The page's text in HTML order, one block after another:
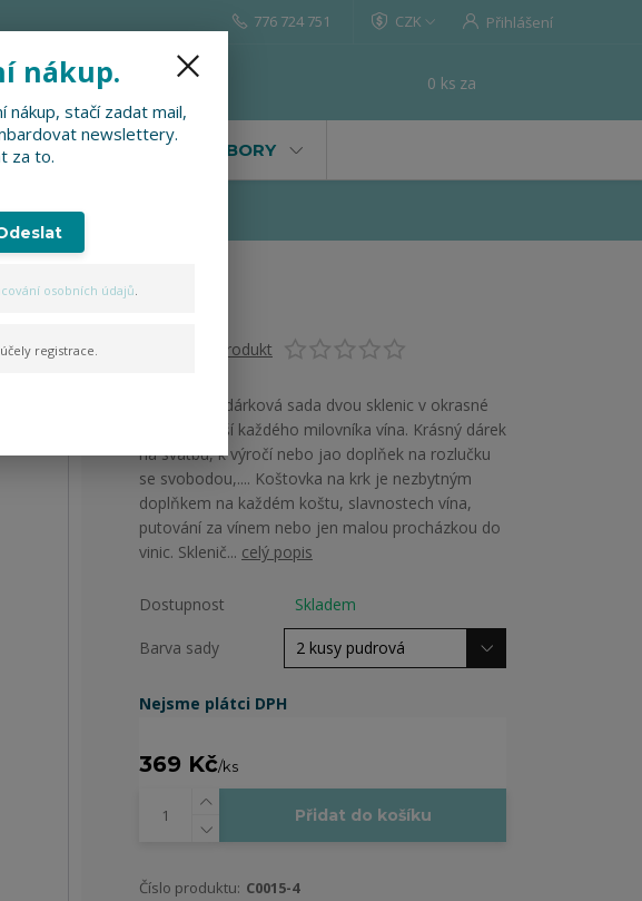
CZK Přihlášení
Hledat
776 724 751
0 ks za
FIRMY, FESTIVALY, SOUBORY
Ohodnotit produkt
Degustační dárková sada dvou sklenic v okrasné
krabici potěší každého milovníka vína. Krásný dárek
na svatbu, k výročí nebo jao doplňek na rozlučku
se svobodou,.... Koštovka na krk je nezbytným
doplňkem na každém koštu, slavnostech vína,
putování za vínem nebo jen malou procházkou do
vinic. Sklenič... celý popis
Dostupnost Skladem
Barva sady
Nejsme plátci DPH
369 Kč/ks
Přidat do košíku
Číslo produktu: C0015-4
nákup.
nákup, stačí zadat mail,
newslettery.
za to.
osobních údajů.
registrace.